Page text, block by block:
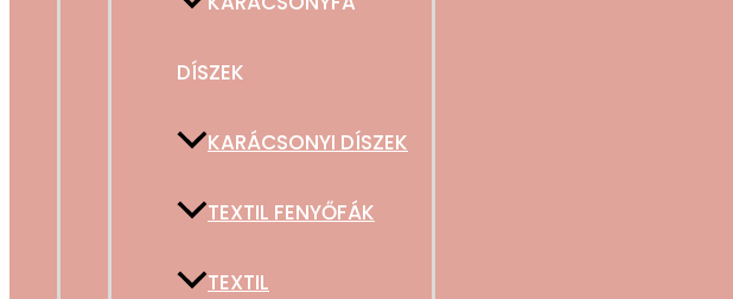
DÍSZEK
KARÁCSONYI DÍSZEK
TEXTIL FENYŐFÁK
TEXTIL